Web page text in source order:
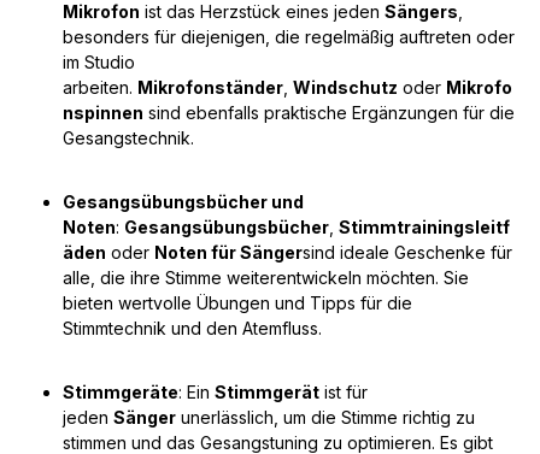
Mikrofon ist das Herzstück eines jeden Sängers
besonders für diejenigen, die regelmäßig auftreten oder
im Studio
arbeiten. Mikrofonständer Windschutz oder Mikrofo
nspinnen sind ebenfalls praktische Ergänzungen für die
Gesangstechnik.
Gesangsübungsbücher und
Noten: Gesangsübungsbücher Stimmtrainingsleitf
äden oder Noten für Sängersind ideale Geschenke für
alle, die ihre Stimme weiterentwickeln möchten. Sie
bieten wertvolle Übungen und Tipps für die
Stimmtechnik und den Atemfluss.
Stimmgeräte: Ein Stimmgerät ist für
jeden Sänger unerlässlich, um die Stimme richtig zu
stimmen und das Gesangstuning zu optimieren. Es gibt